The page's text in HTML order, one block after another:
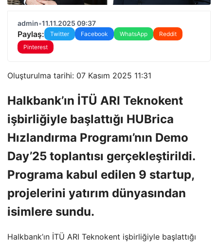
admin•11.11.2025 09:37
Paylaş: Twitter Facebook WhatsApp
Reddit
Pinterest
Oluşturulma tarihi: 07 Kasım 2025 11:31
Halkbank’ın İTÜ ARI Teknokent
işbirliğiyle başlattığı HUBrica
Hızlandırma Programı’nın Demo
Day’25 toplantısı gerçekleştirildi.
Programa kabul edilen 9 startup,
projelerini yatırım dünyasından
isimlere sundu.
Halkbank’ın İTÜ ARI Teknokent işbirliğiyle başlattığı